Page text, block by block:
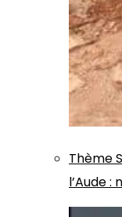
Thème
l’Aude